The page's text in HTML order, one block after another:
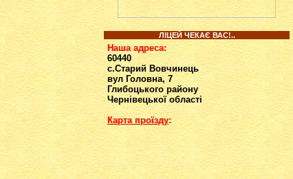
ЛІЦЕЙ ЧЕКАЄ ВАС!..
Наша адреса:
60440
с.Старий Вовчинець
вул Головна, 7
Глибоцького району
Чернівецької області
Карта проїзду: